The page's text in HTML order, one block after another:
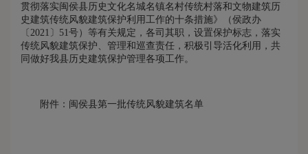
贯彻落实闽侯县历史文化名城名镇名村传统村落和文物建筑历
史建筑传统风貌建筑保护利用工作的十条措施》（侯政办
〔2021〕51号）等有关规定，各司其职，设置保护标志，落实
传统风貌建筑保护、管理和巡查责任，积极引导活化利用，共
同做好我县历史建筑保护管理各项工作。
附件：闽侯县第一批传统风貌建筑名单